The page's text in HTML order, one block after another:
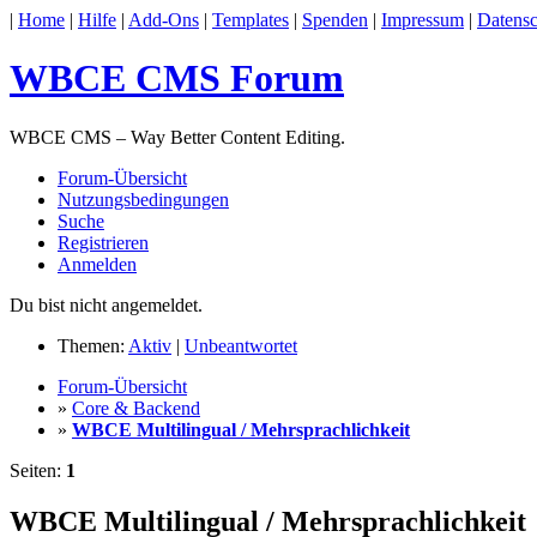
| Home | Hilfe | Add-Ons | Templates | Spenden | Impressum |
WBCE CMS Forum
WBCE CMS – Way Better Content Editing.
Forum-Übersicht
Nutzungsbedingungen
Suche
Registrieren
Anmelden
Du bist nicht angemeldet.
Themen: Aktiv | Unbeantwortet
Forum-Übersicht
» Core & Backend
» WBCE Multilingual / Mehrsprachlichkeit
Seiten: 1
WBCE Multilingual / Mehrsprachlichkeit